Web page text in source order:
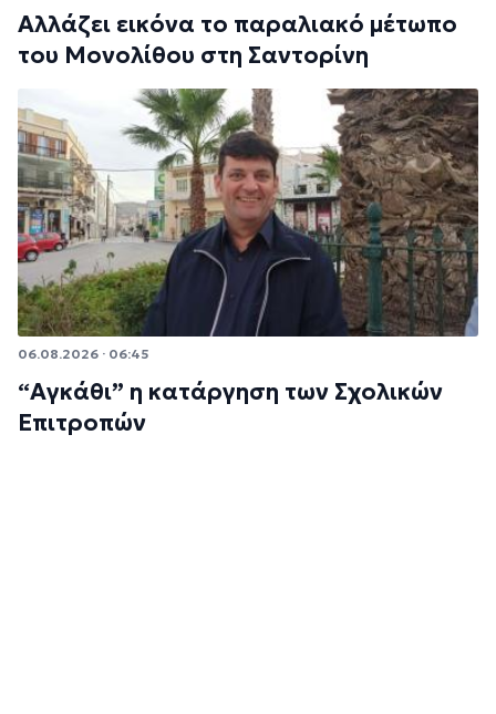
Αλλάζει εικόνα το παραλιακό μέτωπο
του Μονολίθου στη Σαντορίνη
06.08.2026 · 06:45
“Αγκάθι” η κατάργηση των Σχολικών
Επιτροπών